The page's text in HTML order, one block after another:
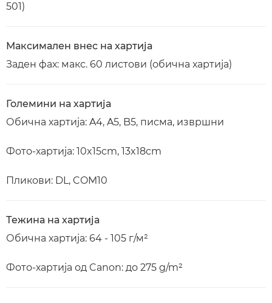
501)
Максимален внес на хартија
Заден фах: макс. 60 листови (обична хартија)
Големини на хартија
Обична хартија: A4, A5, B5, писма, извршни
Фото-хартија: 10x15cm, 13x18cm
Пликови: DL, COM10
Тежина на хартија
Обична хартија: 64 - 105 г/м²
Фото-хартија од Canon: до 275 g/m²